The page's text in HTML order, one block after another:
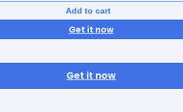
Add to cart
Get it now
Get it now